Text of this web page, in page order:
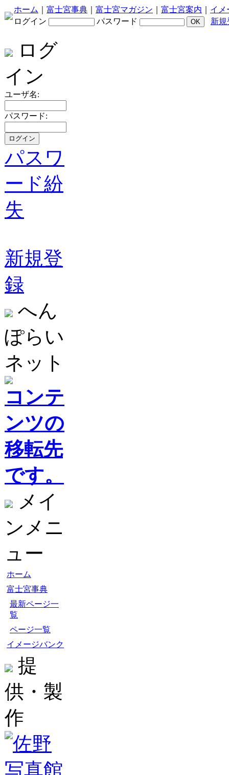
ホーム 富士宮事典 富士宮マガジン 富士宮案内
イメ
ログイン
パスワード 新規
ログ
イン
ユーザ名:
パスワード:
パスワ
ード紛
失
新規登
録
へん
ぽらい
ネット
コンテ
ンツの
移転先
です。
メイ
ンメニ
ュー
ホーム
富士宮事典
最新ページ一
覧
ページ一覧
イメージバンク
提
供・製
作